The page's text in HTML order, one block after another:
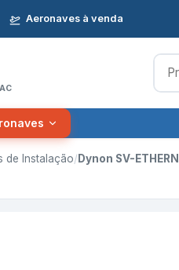
Aeronaves à venda
de Instalação/ Dynon SV-